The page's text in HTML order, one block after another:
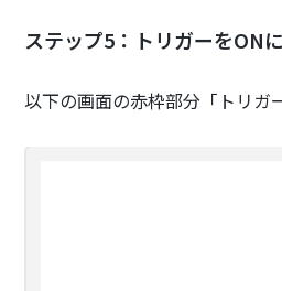
ステップ5：トリガーをON
以下の画面の赤枠部分「トリガ